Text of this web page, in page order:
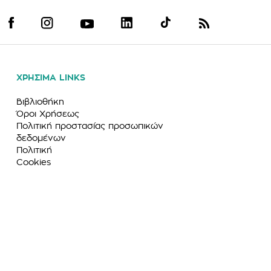
ΧΡΗΣΙΜΑ LINKS
Βιβλιοθήκη
Όροι Χρήσεως
Πολιτική προστασίας προσωπικών
δεδομένων
Πολιτική
Cookies